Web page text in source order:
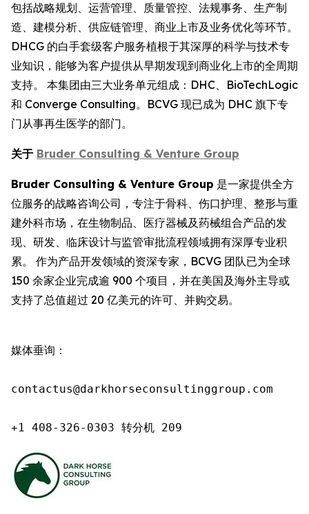
包括战略规划、运营管理、质量管控、法规事务、生产制
造、建模分析、供应链管理、商业上市及业务优化等环节。
DHCG 的白手套级客户服务植根于其深厚的科学与技术专
业知识，能够为客户提供从早期发现到商业化上市的全周期
支持。 本集团由三大业务单元组成：DHC、BioTechLogic
和 Converge Consulting。BCVG 现已成为 DHC 旗下专
门从事再生医学的部门。
关于 Bruder Consulting & Venture Group
Bruder Consulting & Venture Group 是一家提供全方
位服务的战略咨询公司，专注于骨科、伤口护理、整形与重
建外科市场，在生物制品、医疗器械及药械组合产品的发
现、研发、临床设计与监管审批流程领域拥有深厚专业积
累。 作为产品开发领域的资深专家，BCVG 团队已为全球
150 余家企业完成逾 900 个项目，并在美国及海外主导或
支持了总值超过 20 亿美元的许可、并购交易。
媒体垂询：
contactus@darkhorseconsultinggroup.com
+1 408-326-0303 转分机 209